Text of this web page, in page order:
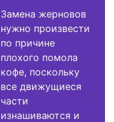
Замена жерновов
нужно произвести
по причине
плохого помола
кофе, поскольку
все движущиеся
части
изнашиваются и